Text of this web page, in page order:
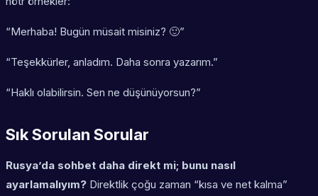
“Merhaba! Bugün müsait misiniz? 🙂”
“Teşekkürler, anladım. Daha sonra yazarım.”
“Haklı olabilirsin. Sen ne düşünüyorsun?”
Sık Sorulan Sorular
Rusya’da sohbet daha direkt mi; bunu nasıl
ayarlamalıyım? Direktlik çoğu zaman “kısa ve net kalma”